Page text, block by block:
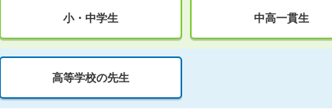
小・中学生 中高一貫生
高等学校の先生